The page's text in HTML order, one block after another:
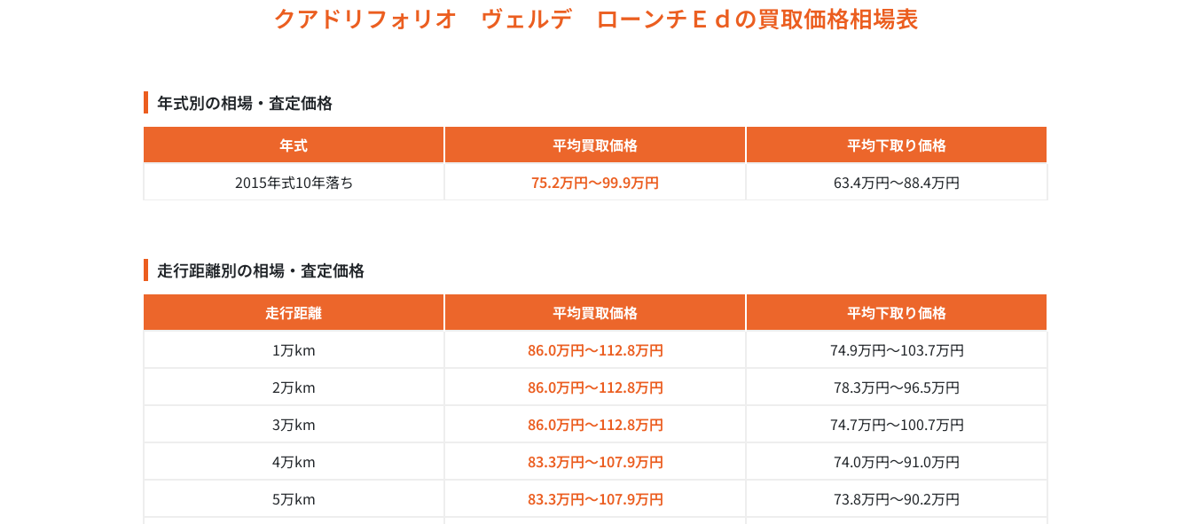
クアドリフォリオ ヴェルデ ローンチＥｄの買取価格相場表
年式別の相場・査定価格
年式 平均買取価格
平均下取り価格
2015年式10年落ち 75.2万円～99.9万円 63.4万円～88.4万円
走行距離別の相場・査定価格
走行距離 平均買取価格
平均下取り価格
1万km
86.0万円～112.8万円 74.9万円～103.7万円
2万km
86.0万円～112.8万円 78.3万円～96.5万円
3万km
86.0万円～112.8万円 74.7万円～100.7万円
4万km
83.3万円～107.9万円 74.0万円～91.0万円
5万km
83.3万円～107.9万円 73.8万円～90.2万円